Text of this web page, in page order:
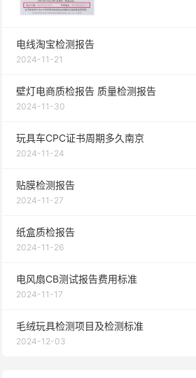
电线淘宝检测报告
2024-11-21
壁灯电商质检报告 质量检测报告
2024-11-30
玩具车CPC证书周期多久南京
2024-11-24
贴膜检测报告
2024-11-27
纸盒质检报告
2024-11-26
电风扇CB测试报告费用标准
2024-11-17
毛绒玩具检测项目及检测标准
2024-12-03